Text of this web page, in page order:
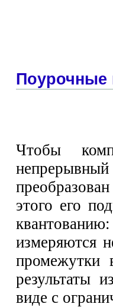
Поурочные
Чтобы
этого его
измеряются
промежутки
результаты
виде с